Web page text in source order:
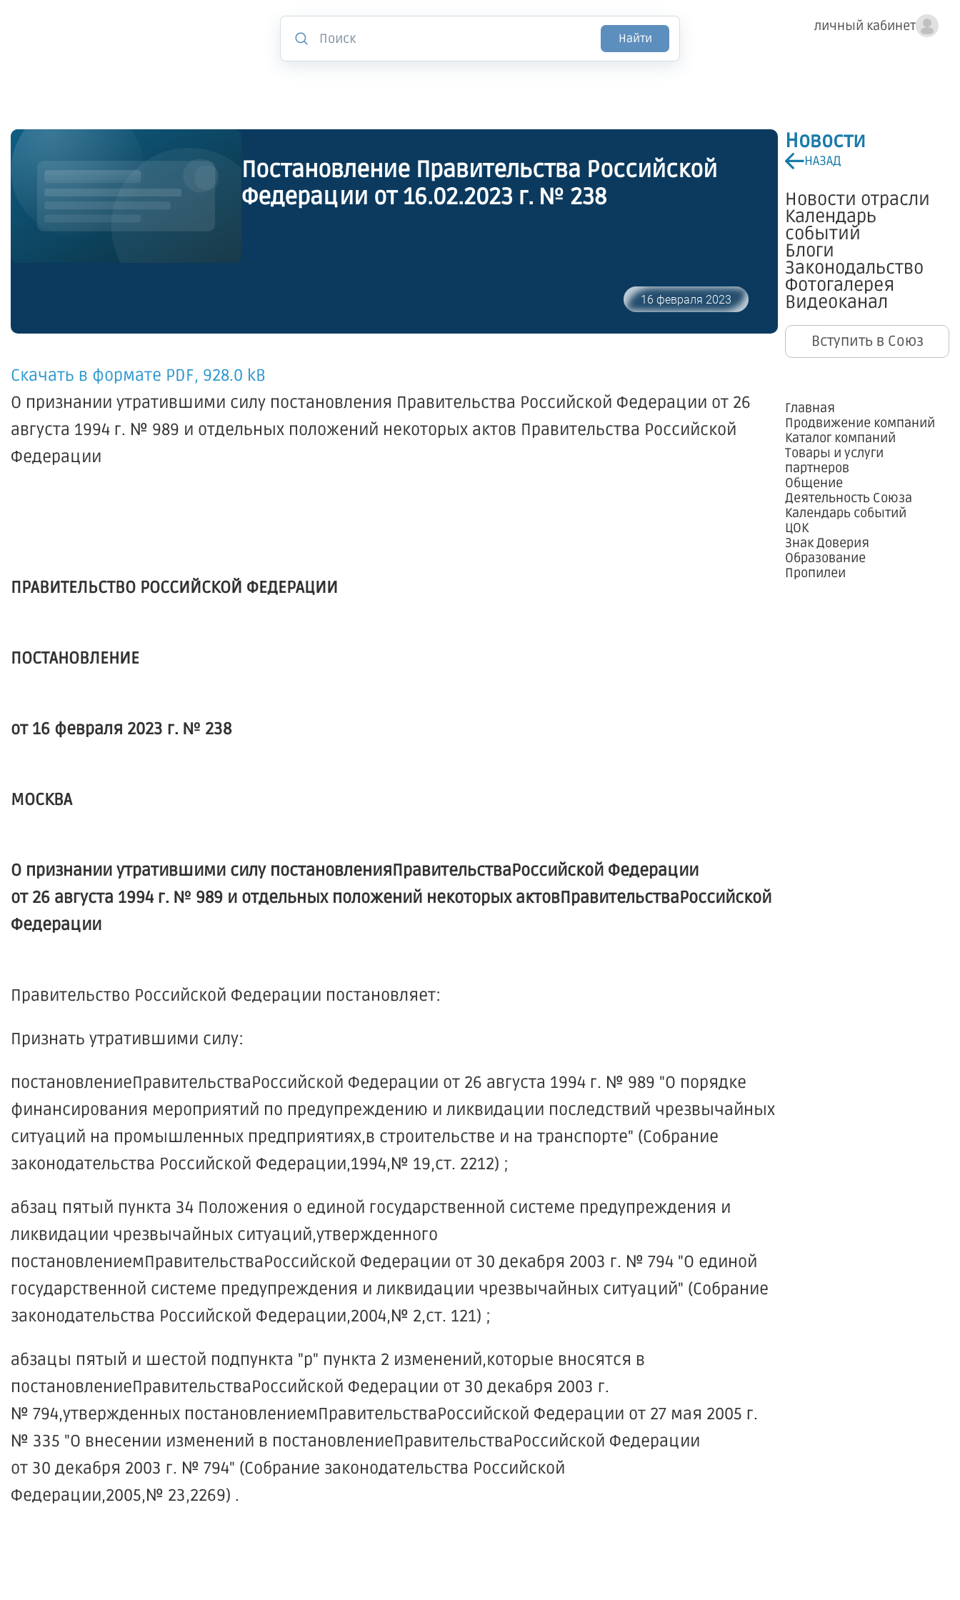
личный кабинет
Найти
Новости
НАЗАД
Новости отрасли
Календарь
событий
Блоги
Законодальство
Фотогалерея
Видеоканал
Вступить в Союз
Главная
Продвижение компаний
Каталог компаний
Товары и услуги
партнеров
Общение
Деятельность Союза
Календарь событий
ЦОК
Знак Доверия
Образование
Пропилеи
Постановление Правительства Российской
Федерации от 16.02.2023 г. № 238
16 февраля 2023
Скачать в формате PDF, 928.0 kB
О признании утратившими силу постановления Правительства Российской Федерации от 26
августа 1994 г. № 989 и отдельных положений некоторых актов Правительства Российской
Федерации
ПРАВИТЕЛЬСТВО РОССИЙСКОЙ ФЕДЕРАЦИИ
ПОСТАНОВЛЕНИЕ
от 16 февраля 2023 г. № 238
МОСКВА
О признании утратившими силу постановленияПравительстваРоссийской Федерации
от 26 августа 1994 г. № 989 и отдельных положений некоторых актовПравительстваРоссийской
Федерации
Правительство Российской Федерации постановляет:
Признать утратившими силу:
постановлениеПравительстваРоссийской Федерации от 26 августа 1994 г. № 989 "О порядке
финансирования мероприятий по предупреждению и ликвидации последствий чрезвычайных
ситуаций на промышленных предприятиях,в строительстве и на транспорте" (Собрание
законодательства Российской Федерации,1994,№ 19,ст. 2212) ;
абзац пятый пункта 34 Положения о единой государственной системе предупреждения и
ликвидации чрезвычайных ситуаций,утвержденного
постановлениемПравительстваРоссийской Федерации от 30 декабря 2003 г. № 794 "О единой
государственной системе предупреждения и ликвидации чрезвычайных ситуаций" (Собрание
законодательства Российской Федерации,2004,№ 2,ст. 121) ;
абзацы пятый и шестой подпункта "р" пункта 2 изменений,которые вносятся в
постановлениеПравительстваРоссийской Федерации от 30 декабря 2003 г.
№ 794,утвержденных постановлениемПравительстваРоссийской Федерации от 27 мая 2005 г.
№ 335 "О внесении изменений в постановлениеПравительстваРоссийской Федерации
от 30 декабря 2003 г. № 794" (Собрание законодательства Российской
Федерации,2005,№ 23,2269) .